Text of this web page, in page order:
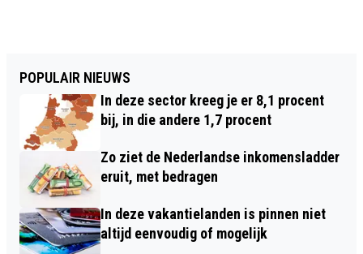
POPULAIR NIEUWS
In deze sector kreeg je er 8,1 procent
bij, in die andere 1,7 procent
Zo ziet de Nederlandse inkomensladder
eruit, met bedragen
In deze vakantielanden is pinnen niet
altijd eenvoudig of mogelijk